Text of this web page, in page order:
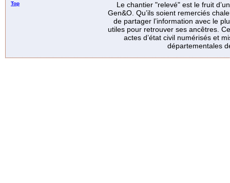
Top
Le chantier "relevé" est le fruit
Gen&O. Qu’ils soient remerciés
de partager l’information avec le
utiles pour retrouver ses ancêtres.
actes d’état civil numérisés et
départementales